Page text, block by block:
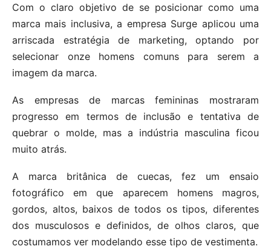
Com o claro objetivo de se posicionar como uma
marca mais inclusiva, a empresa Surge aplicou uma
arriscada estratégia de marketing, optando por
selecionar onze homens comuns para serem a
imagem da marca.
As empresas de marcas femininas mostraram
progresso em termos de inclusão e tentativa de
quebrar o molde, mas a indústria masculina ficou
muito atrás.
A marca britânica de cuecas, fez um ensaio
fotográfico em que aparecem homens magros,
gordos, altos, baixos de todos os tipos, diferentes
dos musculosos e definidos, de olhos claros, que
costumamos ver modelando esse tipo de vestimenta.